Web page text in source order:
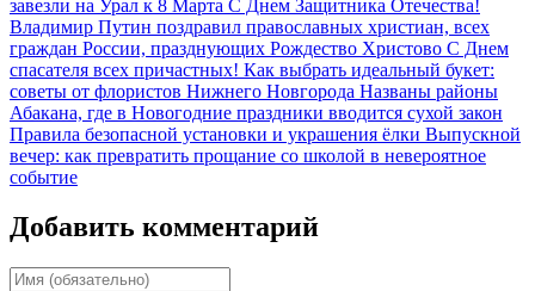
завезли на Урал к 8 Марта С Днем Защитника Отечества!
Владимир Путин поздравил православных христиан, всех
граждан России, празднующих Рождество Христово С Днем
спасателя всех причастных! Как выбрать идеальный букет:
советы от флористов Нижнего Новгорода Названы районы
Абакана, где в Новогодние праздники вводится сухой закон
Правила безопасной установки и украшения ёлки Выпускной
вечер: как превратить прощание со школой в невероятное
событие
Добавить комментарий